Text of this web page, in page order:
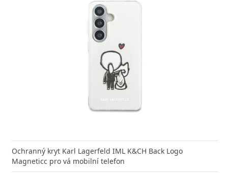
Ochranný kryt Karl Lagerfeld IML K&CH Back Logo
Magneticc pro vá mobilní telefon
Xiaomi s podporou rychlého nabíjení 33W
bleskurychle
Síťová